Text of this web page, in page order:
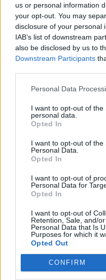
us or personal information
your opt-out. You may
disclosure of your personal
IAB’s list of downstream
also be disclosed by us to
Downstream Participants
Personal Data
I want to opt-out of the
personal data.
Opted In
I want to opt-out of the
Personal Data.
Opted In
I want to opt-out of
Personal Data for
Opted In
I want to opt-out of
Retention, Sale, and/
Personal Data that Is
Purposes for which it
Opted Out
CONFIRM
921 κρούσματα στην
Η πανδημία εξακολουθεί να
262 νέα κρούσματα σήμερα,
στην Αχαΐα και την Κοζάνη αντίστοιχα. Στην
Βόρειος τομέας...